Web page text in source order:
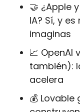
🤝 ¿Apple
IA? Sí, y
imaginas
📈 OpenAI
también):
acelera
💰 Lovable